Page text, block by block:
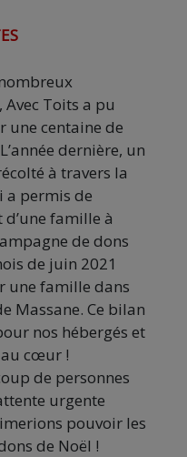
Toits a pu
une centaine de
dernière, un
à travers la
a permis de
famille à
de dons
de juin 2021
une famille dans
Massane. Ce bilan
nos hébergés et
cœur !
de personnes
urgente
pouvoir les
de Noël !